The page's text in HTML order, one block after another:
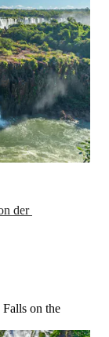
der
on the